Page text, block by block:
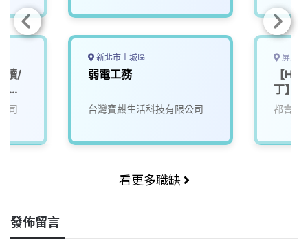
讀/
超
司
新北市土城區
弱電工務
台灣寶麒生活科技有限公司
屏東
【
丁】
都會生
看更多職缺
發佈留言